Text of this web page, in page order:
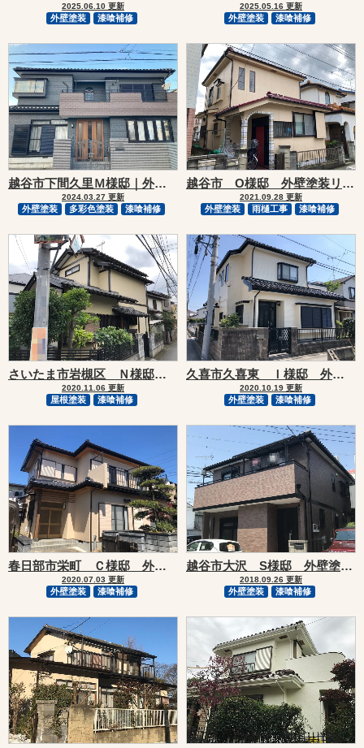
2025.06.10 更新
外壁塗装 漆喰補修
2025.05.16 更新
外壁塗装 漆喰補修
越谷市下間久里Ｍ様邸｜外壁塗装・屋根漆喰補修リフォーム
2024.03.27 更新
外壁塗装 多彩色塗装 漆喰補修
越谷市 O様邸 外壁塗装リフォーム
2021.09.28 更新
外壁塗装 雨樋工事 漆喰補修
さいたま市岩槻区 Ｎ様邸 外装リフォーム
2020.11.06 更新
屋根塗装 漆喰補修
久喜市久喜東 Ｉ様邸 外壁塗装・屋根漆喰補修リフォーム
2020.10.19 更新
外壁塗装 漆喰補修
春日部市栄町 Ｃ様邸 外壁塗装リフォーム
2020.07.03 更新
外壁塗装 漆喰補修
越谷市大沢 S様邸 外壁塗装・屋根補修リフォーム
2018.09.26 更新
外壁塗装 漆喰補修